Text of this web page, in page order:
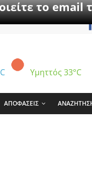
το
Υμηττός 33°C
ΑΠΟΦΑΣΕΙΣ